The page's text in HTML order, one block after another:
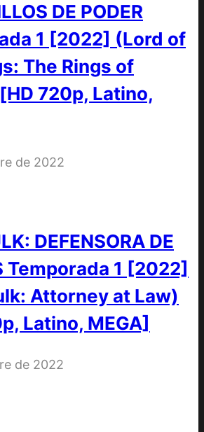
DE PODER
1 [2022] (Lord of
The Rings of
720p, Latino,
de 2022
DEFENSORA DE
Temporada 1 [2022]
Attorney at Law)
Latino, MEGA]
de 2022